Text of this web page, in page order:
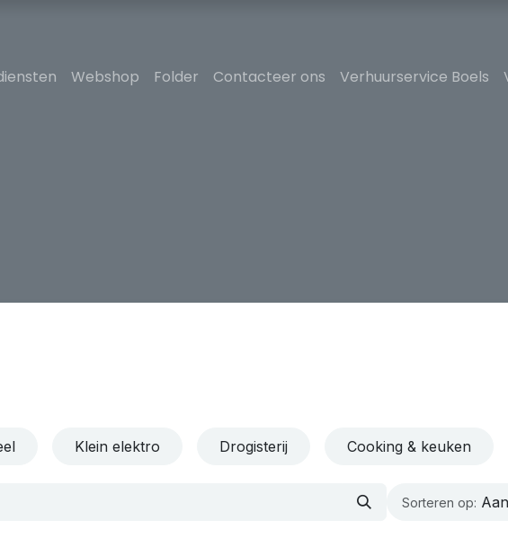
Webshop Folder Contacteer ons Verhuurservice Boels
Klein elektro Drogisterij Cooking & keuken
Sorteren op: